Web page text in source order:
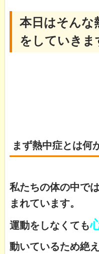
本日はそんな
をしていきま
まず熱中症とは何
私たちの体の中で
まれています。
運動をしなくても
動いているため絶